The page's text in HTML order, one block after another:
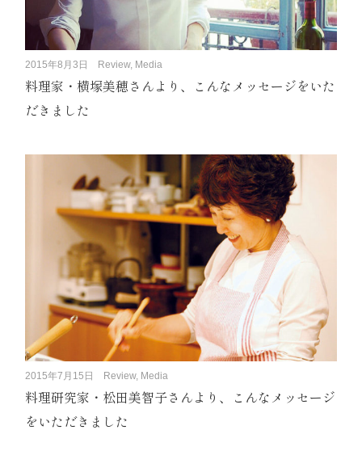
2015年8月3日 Review, Media
料理家・横塚美穂さんより、こんなメッセージをいた
だきました
2015年7月15日 Review, Media
料理研究家・松田美智子さんより、こんなメッセージ
をいただきました